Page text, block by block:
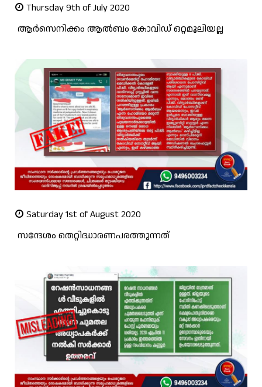
Thursday 9th of July 2020
ആര്‍സെനിക്കം ആല്‍ബം കോവിഡ് ഒറ്റമൂലിയല്ല
Saturday 1st of August 2020
സന്ദേശം തെറ്റിദ്ധാരണപരത്തുന്നത്